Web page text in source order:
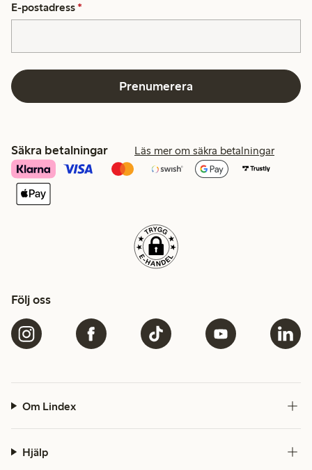
E-postadress *
Prenumerera
Säkra betalningar Läs mer om säkra betalningar
Följ oss
Om Lindex
Hjälp